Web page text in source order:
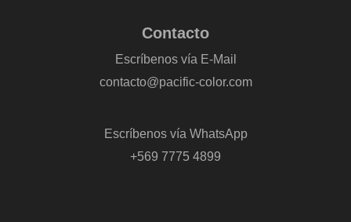
Contacto
Escríbenos vía E-Mail
contacto@pacific-color.com
Escríbenos vía WhatsApp
+569 7775 4899